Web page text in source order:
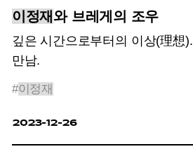
이정재 와 브레게의 조우
깊은 시간으로부터의 이상(理想).
만남.
#이정재
2023-12-26